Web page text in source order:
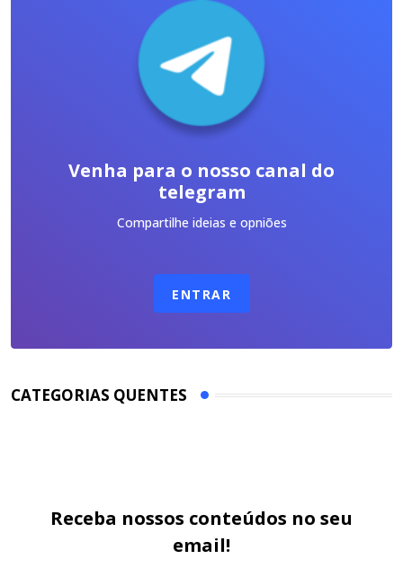
Venha para o nosso canal do
telegram
Compartilhe ideias e opniões
ENTRAR
CATEGORIAS QUENTES
Receba nossos conteúdos no seu
email!